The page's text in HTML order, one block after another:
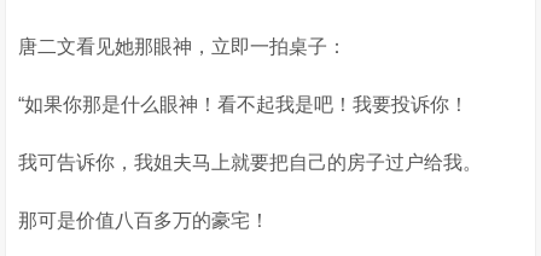
唐二文看见她那眼神，立即一拍桌子：
“如果你那是什么眼神！看不起我是吧！我要投诉你！
我可告诉你，我姐夫马上就要把自己的房子过户给我。
那可是价值八百多万的豪宅！